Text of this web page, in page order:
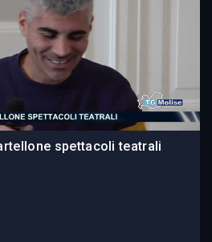
spettacoli teatrali